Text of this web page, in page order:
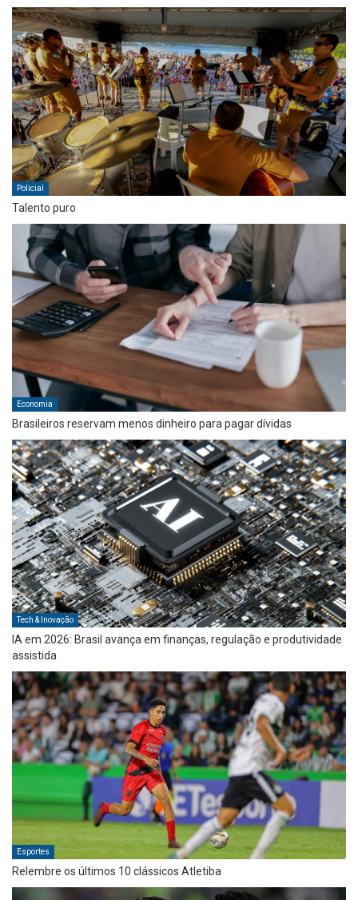
Policial
Talento puro
Economia
Brasileiros reservam menos dinheiro para pagar dívidas
Tech & Inovação
IA em 2026: Brasil avança em finanças, regulação e produtividade
assistida
Esportes
Relembre os últimos 10 clássicos Atletiba